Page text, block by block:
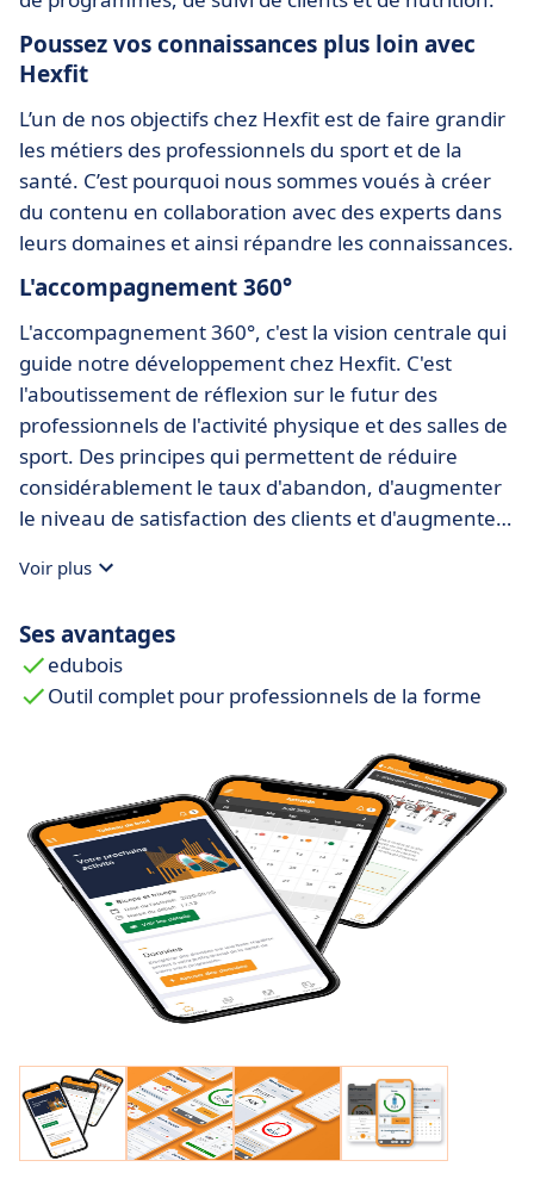
Poussez vos connaissances plus loin avec
Hexfit
L’un de nos objectifs chez Hexfit est de faire grandir
les métiers des professionnels du sport et de la
santé. C’est pourquoi nous sommes voués à créer
du contenu en collaboration avec des experts dans
leurs domaines et ainsi répandre les connaissances.
L'accompagnement 360°
L'accompagnement 360°, c'est la vision centrale qui
guide notre développement chez Hexfit. C'est
l'aboutissement de réflexion sur le futur des
professionnels de l'activité physique et des salles de
sport. Des principes qui permettent de réduire
considérablement le taux d'abandon, d'augmenter
le niveau de satisfaction des clients et d'augmenter
développé le meilleur logiciel de suivi d'objectifs.
Voir plus
Ses avantages
edubois
Outil complet pour professionnels de la forme